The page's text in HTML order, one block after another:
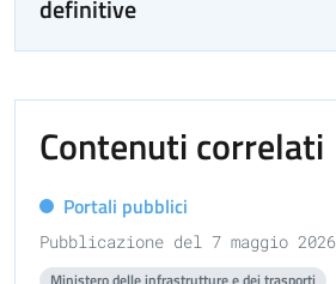
definitive
Contenuti correlati
Portali pubblici
Pubblicazione del 7 maggio 2026